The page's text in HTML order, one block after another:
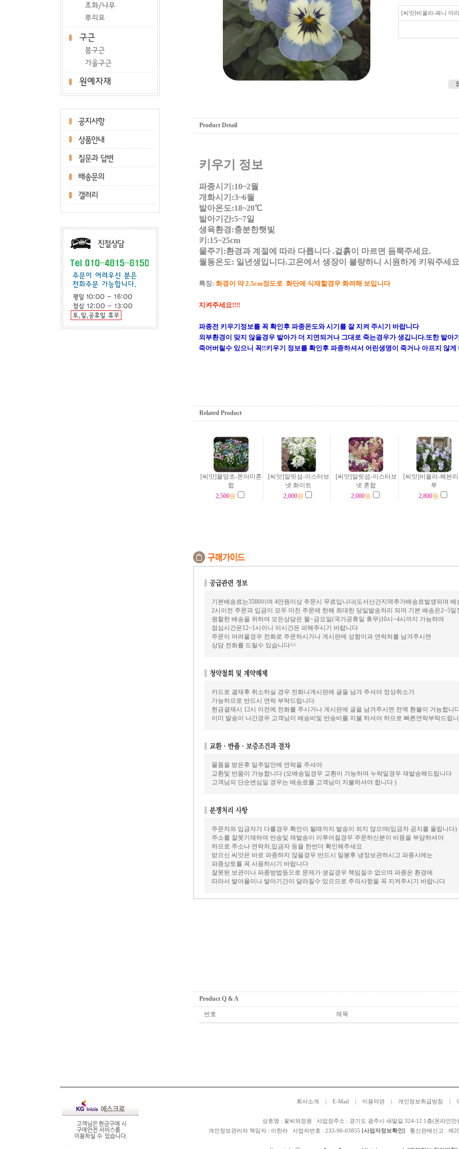
[씨앗]비올라-페니 마
Product Detail
키우기 정보
파종시기:10~2월
개화시기:3~6월
발아온도:18~20℃
발아기 간:5~7일
생육환경:충분한햇빛
키:15~25cm
물주기:환경과 계절에 따라 다릅니다 .겉흙이 마르면 듬뿍주세요.
월동온도: 일년생입니다.고온에서 생장이 불량하니 시원하게 키워주세요
특징: 화경이 약 2.5cm정도로 화단에 식재할경우 화려해 보입니다
지켜주세요!!!!
파종전 키우기정보를 꼭 확인후 파종온도와 시기를 잘 지켜 주시기 바랍니다
외부환경이 맞지 않을경우 발아가 더 지연되거나 그대로 죽는경우가 생깁니다.또한 발아
죽어버릴수 있으니 꼭!!키우기 정보를 확인후 파종하셔서 어린생명이 죽거나 아프지 않게
Related Product
[씨앗]물망초-몬아미혼
합
[씨앗]알릿섬-이스터보
넷 화이트
[씨앗]알릿섬-이스터보
넷 혼합
[씨앗]비올라-헤븐
루
2,500원 2,000원 2,000원 2,800원
기본배송료는3500이며 4만원이상 주문시 무료입니다(도서산간지역추가배송료발생되며 배
2시이전 주문과 입금이 모두 마친 주문에 한해 최대한 당일발송처리 되며 기본 배송은2~5일
원할한 배송을 위하여 모든상담은 월~금요일(국가공휴일 휴무)10시~4시까지 가능하며
점심시간은12~1시이니 이시간은 피해주시기 바랍니다
주문이 어려울경우 전화로 주문하시거나 게시판에 성함이과 연락처를 남겨주시면
상담 전화를 드릴수 있습니다^^
카드로 결재후 취소하실 경우 전화나게시판에 글을 남겨 주셔야 정상취소가
가능하므로 반드시 연락 부탁드립니다
현금결재시 12시 이전에 전화를 주시거나 게시판에 글을 남겨주시면 전액 환불이 가능합니
이미 발송이 나간경우 고객님이 배송비및 반송비를 지불 하셔야 하므로 빠른연락부탁드립
물품을 받은후 일주일안에 연락을 주셔야
교환및 반품이 가능합니다 (오배송일경우 교환이 가능하며 누락일경우 재발송해드립니다
고객님의 단순변심일 경우는 배송료를 고객님이 지불하셔야 합니다 )
주문자와 입금자가 다를경우 확인이 될때까지 발송이 되지 않으며(입금자 공지를 올립니다)
주소를 잘못기재하여 반송및 재발송이 이루어질경우 주문하신분이 비용을 부담하셔야
하므로 주소나 연락처,입금자 등을 한번더 확인해주세요
받으신 씨앗은 바로 파종하지 않을경우 반드시 밀봉후 냉장보관하시고 파종시에는
파종상토를 꼭 사용하시기 바랍니다
잘못된 보관이나 파종방법등으로 문제가 생길경우 책임질수 없으며 파종은 환경에
따라서 발아율이나 발아기간이 달라질수 있으므로 주의사항을 꼭 지켜주시기 바랍니다
Product Q & A
번호 제목
회사소개 E-Mail 이용약관| 개인정보취급방침
상호명 : 꽃씨와정원 사업장주소 : 경기도 광주시 새말길 324-12 1층(온라인
개인정보관리자 책임자 : 이한라사업자번호 : 233-90-03855 [사업자정보확인] 통신판매신고 : 제